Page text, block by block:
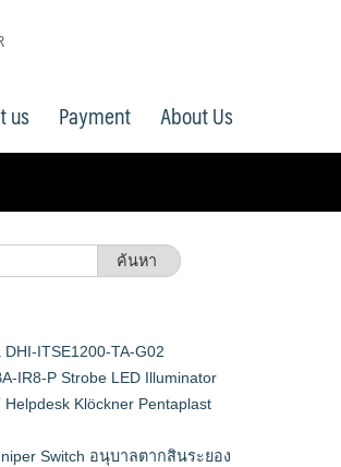
us Payment About Us
DHI-ITSE1200-TA-G02
IR8-P Strobe LED Illuminator
Helpdesk Klöckner Pentaplast
Switch อนุบาลตากสินระยอง